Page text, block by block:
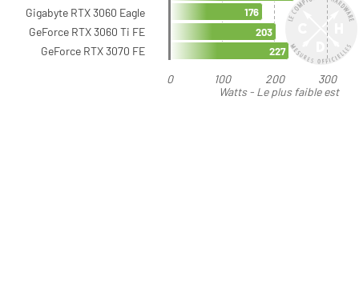
Watts - Le plus faible est
0 100 200 300
Gigabyte RTX 3060 Eagle
GeForce RTX 3060 Ti FE
GeForce RTX 3070 FE
176
203
227